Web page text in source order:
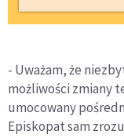
- Uważam, że
możliwości zmiany
umocowany
Episkopat sam